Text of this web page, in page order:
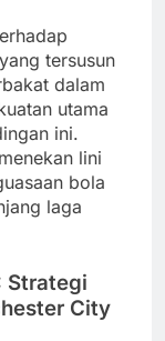
tersusun
dalam
utama
ini.
lini
bola
laga
Strategi
City